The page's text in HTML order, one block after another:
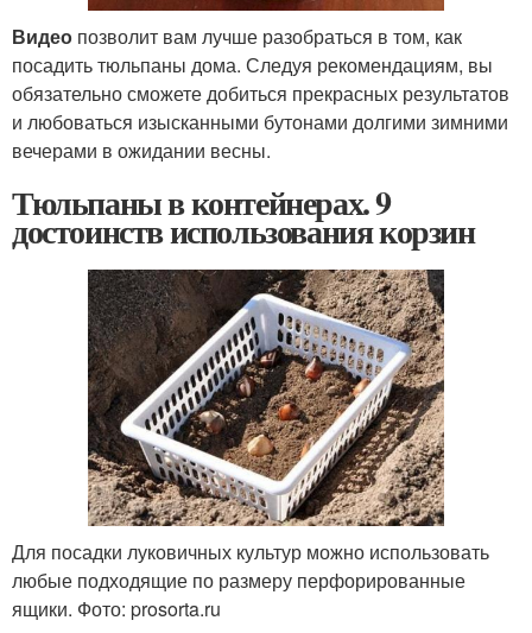
Видео позволит вам лучше разобраться в том, как
посадить тюльпаны дома. Следуя рекомендациям, вы
обязательно сможете добиться прекрасных результатов
и любоваться изысканными бутонами долгими зимними
вечерами в ожидании весны.
Тюльпаны в контейнерах. 9
достоинств использования корзин
Для посадки луковичных культур можно использовать
любые подходящие по размеру перфорированные
ящики. Фото: prosorta.ru